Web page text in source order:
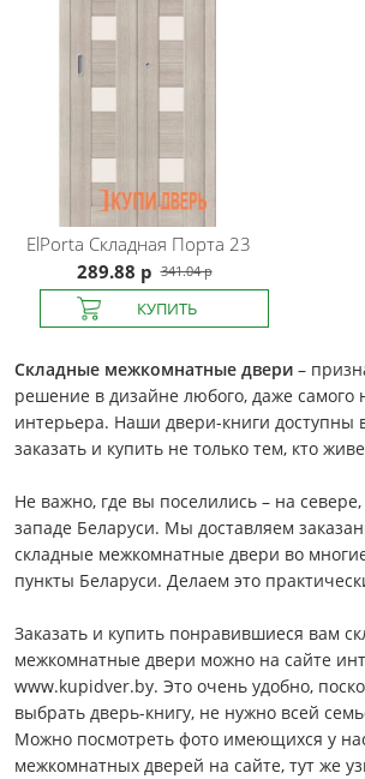
ElPorta Складная Порта 23
289.88 р 341.04 р
Складные межкомнатные двери –
решение в дизайне любого, даже самого
интерьера. Наши двери-книги доступны
заказать и купить не только тем, кто
Не важно, где вы поселились – на
западе Беларуси. Мы доставляем
складные межкомнатные двери во
пункты Беларуси. Делаем это
Заказать и купить понравившиеся вам
межкомнатные двери можно на сайте
www.kupidver.by. Это очень удобно,
выбрать дверь-книгу, не нужно всей
Можно посмотреть фото имеющихся у
межкомнатных дверей на сайте, тут же